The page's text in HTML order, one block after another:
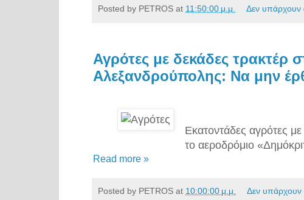
Posted by PETROS at 11:50:00 μ.μ. Δεν υπάρχουν
Αγρότες με δεκάδες τρακτέρ
Αλεξανδρούπολης: Να μην
Εκατοντάδες αγρότες
το αεροδρόμιο
Read more »
Posted by PETROS at 10:00:00 μ.μ. Δεν υπάρχουν